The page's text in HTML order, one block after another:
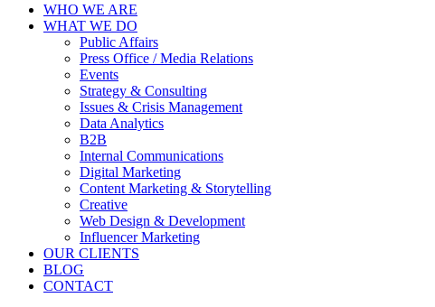
WHO WE ARE
WHAT WE DO
Public Affairs
Press Office / Media Relations
Events
Strategy & Consulting
Issues & Crisis Management
Data Analytics
B2B
Internal Communications
Digital Marketing
Content Marketing & Storytelling
Creative
Web Design & Development
Influencer Marketing
OUR CLIENTS
BLOG
CONTACT